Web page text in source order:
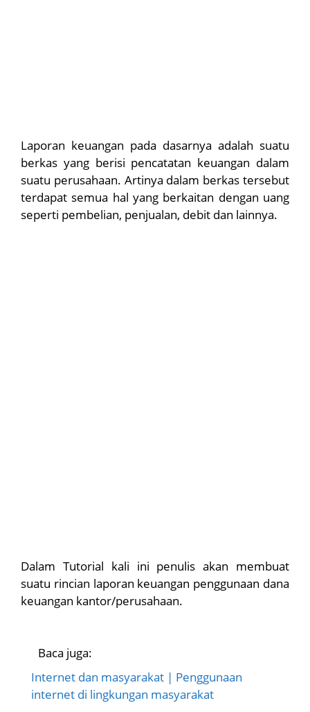
Laporan keuangan pada dasarnya adalah suatu
berkas yang berisi pencatatan keuangan dalam
suatu perusahaan. Artinya dalam berkas tersebut
terdapat semua hal yang berkaitan dengan uang
seperti pembelian, penjualan, debit dan lainnya.
Dalam Tutorial kali ini penulis akan membuat
suatu rincian laporan keuangan penggunaan dana
keuangan kantor/perusahaan.
Baca juga:
Internet dan masyarakat | Penggunaan
internet di lingkungan masyarakat